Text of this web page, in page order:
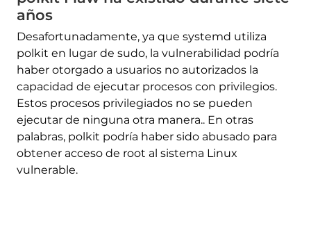
años
Desafortunadamente, ya que systemd utiliza
polkit en lugar de sudo, la vulnerabilidad podría
haber otorgado a usuarios no autorizados la
capacidad de ejecutar procesos con privilegios.
Estos procesos privilegiados no se pueden
ejecutar de ninguna otra manera.. En otras
palabras, polkit podría haber sido abusado para
obtener acceso de root al sistema Linux
vulnerable.